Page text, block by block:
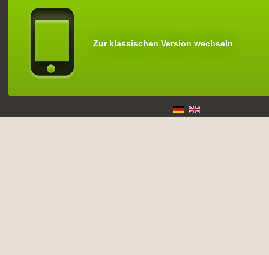
Zur klassischen Version wechseln